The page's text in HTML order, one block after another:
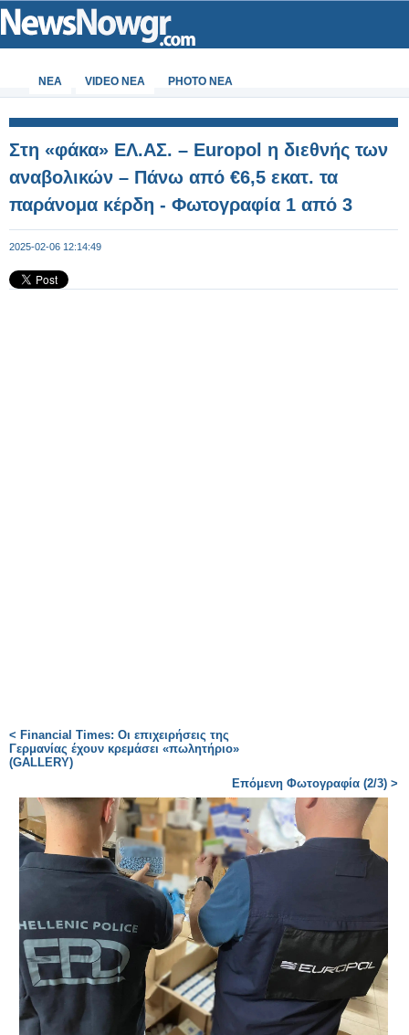
ΝΕΑ VIDEO NEA PHOTO NEA
Στη «φάκα» ΕΛ.ΑΣ. – Europol η διεθνής των
αναβολικών – Πάνω από €6,5 εκατ. τα
παράνομα κέρδη - Φωτογραφία 1 από 3
2025-02-06 12:14:49
< Financial Times: Οι επιχειρήσεις της
Γερμανίας έχουν κρεμάσει «πωλητήριο»
(GALLERY)
Επόμενη Φωτογραφία (2/3) >